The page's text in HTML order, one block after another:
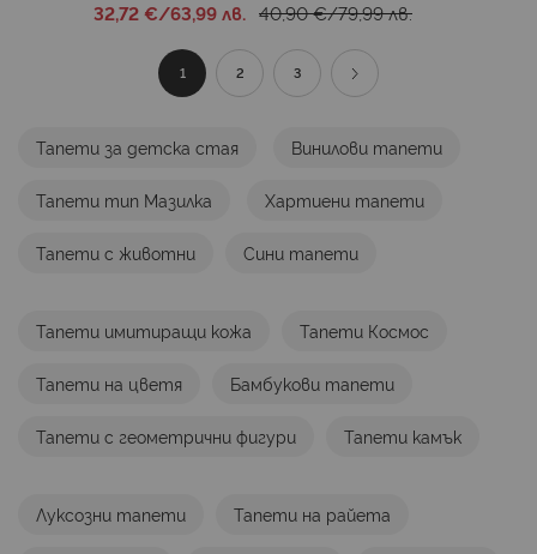
32,72 €/63,99 лв. 40,90 €/79,99 лв.
Страница
В1 Страница
2 Страница
3 Страница
Продължи
Тапети за детска стая Винилови тапети
Тапети тип Мазилка Хартиени тапети
Тапети с животни Сини тапети
Тапети имитиращи кожа Тапети Космос
Тапети на цветя Бамбукови тапети
Тапети с геометрични фигури Тапети камък
Луксозни тапети Тапети на райета